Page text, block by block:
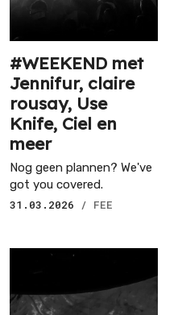
#WEEKEND met
Jennifur, claire
rousay, Use
Knife, Ciel en
meer
Nog geen plannen? We've
got you covered.
31.03.2026
/ FEE